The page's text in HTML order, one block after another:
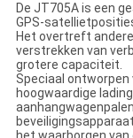
De JT705A is een
GPS-
Het overtreft
verstrekken van
grotere capaciteit.
Speciaal ontworpen
hoogwaardige